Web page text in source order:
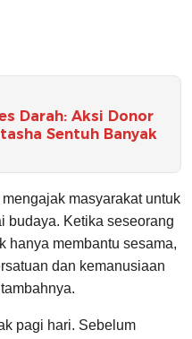
Darah: Aksi Donor
Sentuh Banyak
masyarakat untuk
budaya. Ketika seseorang
hanya membantu sesama,
dan kemanusiaan
pagi hari. Sebelum